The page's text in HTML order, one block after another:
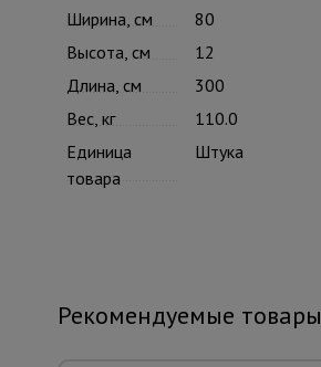
Ширина, см
80
Высота, см
12
Длина, см
300
Вес, кг
110.0
Единица
товара
Штука
Рекомендуемые товары